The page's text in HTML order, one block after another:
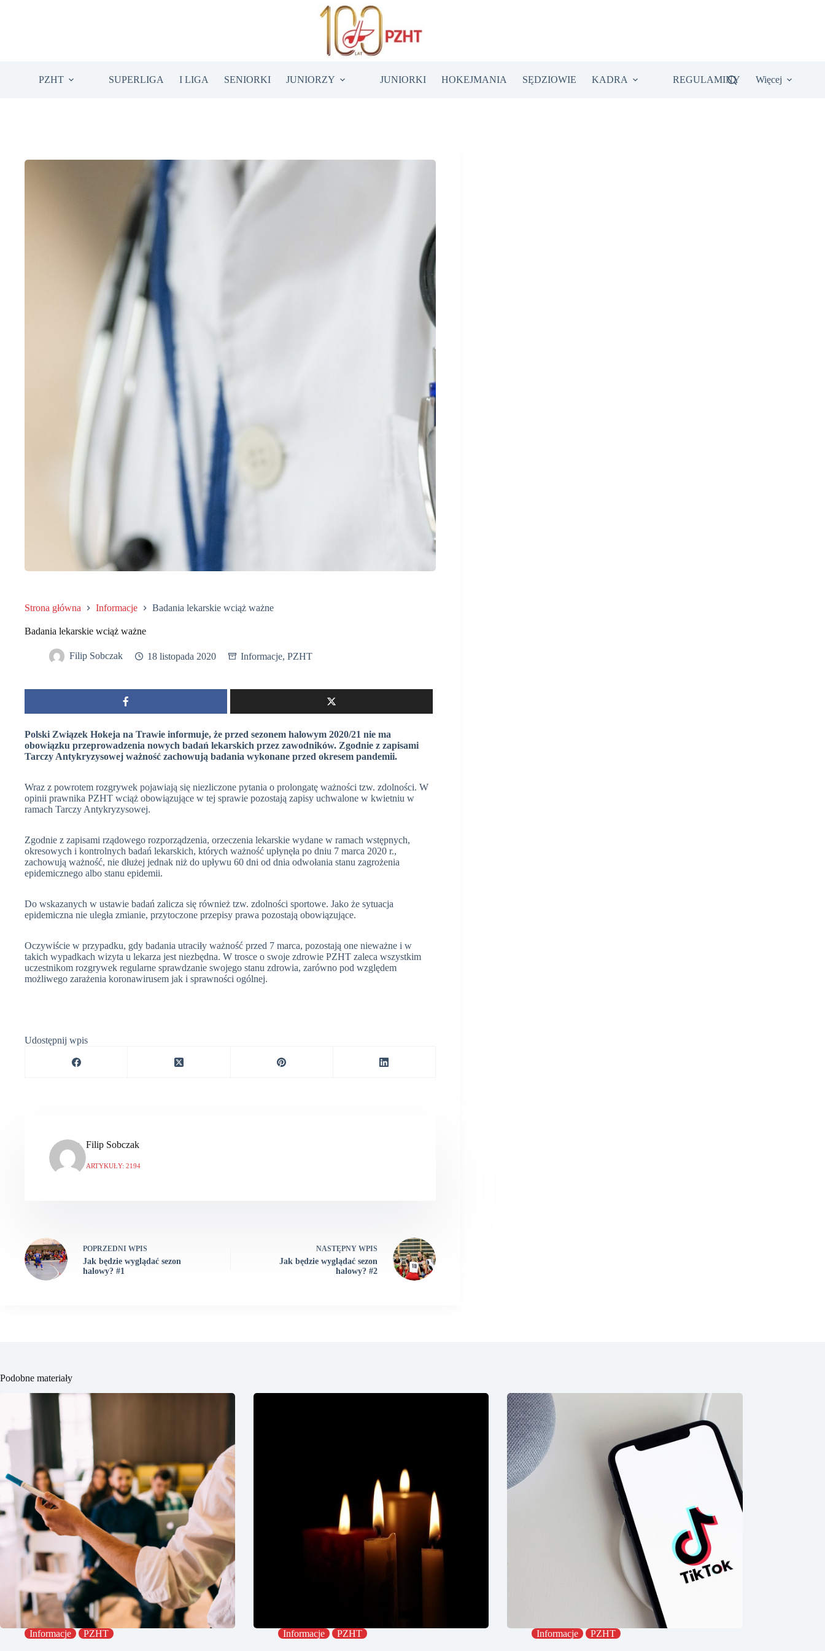
PZHT SUPERLIGA I LIGA SENIORKI JUNIORZY JUNIORKI HOKEJMANIA SĘDZIOWIE KADRA REGULAMINY Więcej
Strona główna Informacje Badania lekarskie wciąż ważne
Badania lekarskie wciąż ważne
Filip Sobczak 18 listopada 2020 Informacje, PZHT
Polski Związek Hokeja na Trawie informuje, że przed sezonem halowym 2020/21 nie ma
obowiązku przeprowadzenia nowych badań lekarskich przez zawodników. Zgodnie z zapisami
Tarczy Antykryzysowej ważność zachowują badania wykonane przed okresem pandemii.
Wraz z powrotem rozgrywek pojawiają się niezliczone pytania o prolongatę ważności tzw. zdolności. W
opinii prawnika PZHT wciąż obowiązujące w tej sprawie pozostają zapisy uchwalone w kwietniu w
ramach Tarczy Antykryzysowej.
Zgodnie z zapisami rządowego rozporządzenia, orzeczenia lekarskie wydane w ramach wstępnych,
okresowych i kontrolnych badań lekarskich, których ważność upłynęła po dniu 7 marca 2020 r.,
zachowują ważność, nie dłużej jednak niż do upływu 60 dni od dnia odwołania stanu zagrożenia
epidemicznego albo stanu epidemii.
Do wskazanych w ustawie badań zalicza się również tzw. zdolności sportowe. Jako że sytuacja
epidemiczna nie uległa zmianie, przytoczone przepisy prawa pozostają obowiązujące.
Oczywiście w przypadku, gdy badania utraciły ważność przed 7 marca, pozostają one nieważne i w
takich wypadkach wizyta u lekarza jest niezbędna. W trosce o swoje zdrowie PZHT zaleca wszystkim
uczestnikom rozgrywek regularne sprawdzanie swojego stanu zdrowia, zarówno pod względem
możliwego zarażenia koronawirusem jak i sprawności ogólnej.
Udostępnij wpis
Filip Sobczak
ARTYKUŁY: 2194
POPRZEDNI WPIS
Jak będzie wyglądać sezon
halowy? #1
NASTĘPNY WPIS
Jak będzie wyglądać sezon
halowy? #2
Podobne materiały
Informacje PZHT Informacje PZHT Informacje PZHT